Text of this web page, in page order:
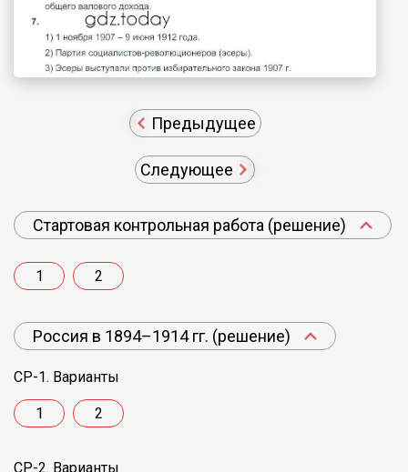
Предыдущее
Следующее
Стартовая контрольная работа (решение)
1 2
Россия в 1894–1914 гг. (решение)
СР-1. Варианты
1 2
СР-2. Варианты